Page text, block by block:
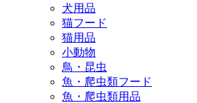
犬用品
猫フード
猫用品
小動物
鳥・昆虫
魚・爬虫類フード
魚・爬虫類用品